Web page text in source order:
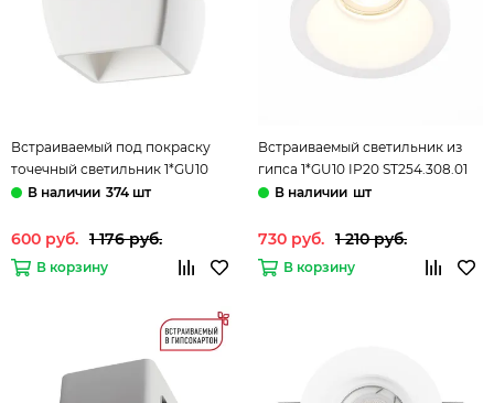
Встраиваемый под покраску
точечный светильник 1*GU10
370981 белый Yeso Novotech
374 шт
600 руб. 1 176 руб.
В корзину
Встраиваемый светильник из
гипса 1*GU10 IP20 ST254.308.01
белый Gypsum ST-Luce
шт
730 руб. 1 210 руб.
В корзину